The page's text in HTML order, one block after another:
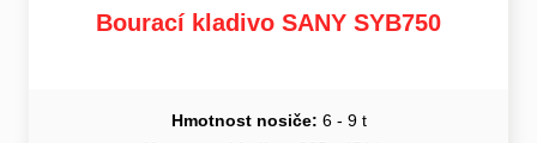
Bourací kladivo SANY SYB750
Hmotnost nosiče: 6 - 9 t